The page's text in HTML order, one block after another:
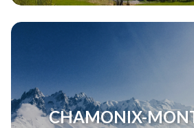
CHAMONIX-